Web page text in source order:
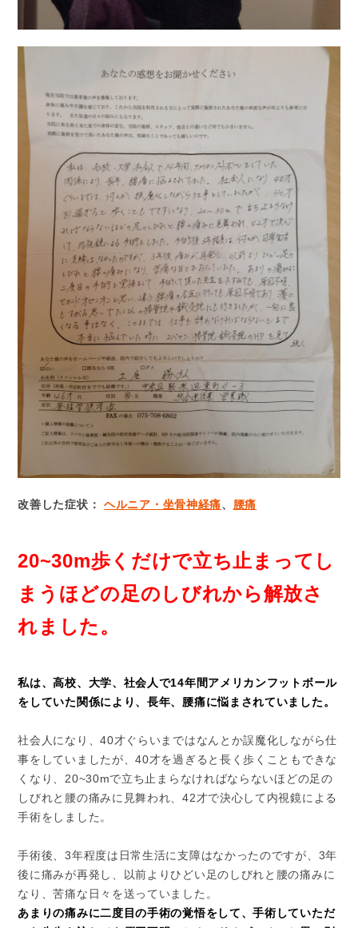
改善した症状： ヘルニア・坐骨神経痛、 腰痛
20~30m歩くだけで立ち止まってし
まうほどの足のしびれから解放さ
れました。
私は、高校、大学、社会人で14年間アメリカンフットボール
をしていた関係により、長年、腰痛に悩まされていました。
社会人になり、40才ぐらいまではなんとか誤魔化しながら仕
事をしていましたが、40才を過ぎると長く歩くこともできな
くなり、20~30mで立ち止まらなければならないほどの足の
しびれと腰の痛みに見舞われ、42才で決心して内視鏡による
手術をしました。
手術後、3年程度は日常生活に支障はなかったのですが、3年
後に痛みが再発し、以前よりひどい足のしびれと腰の痛みに
なり、苦痛な日々を送っていました。
あまりの痛みに二度目の手術の覚悟をして、手術していただ